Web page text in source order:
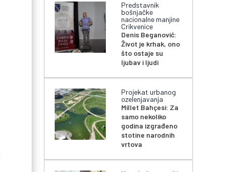
Predstavnik
bošnjačke
nacionalne manjine
Crikvenice
Denis Beganović:
Život je krhak, ono
što ostaje su
ljubav i ljudi
Projekat urbanog
ozelenjavanja
Millet Bahçesi: Za
samo nekoliko
godina izgrađeno
stotine narodnih
vrtova